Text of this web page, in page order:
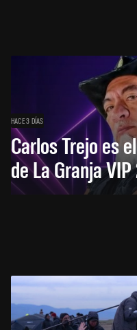
HACE 3 DÍAS
Carlos Trejo es
de La Granja